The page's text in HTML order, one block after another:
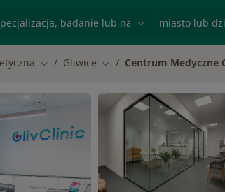
Zmień miasto
Gliwice Zmień miasto
Centrum Medyczne